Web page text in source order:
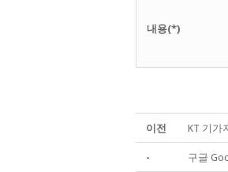
내용(*)
이전 KT 기가
- 구글